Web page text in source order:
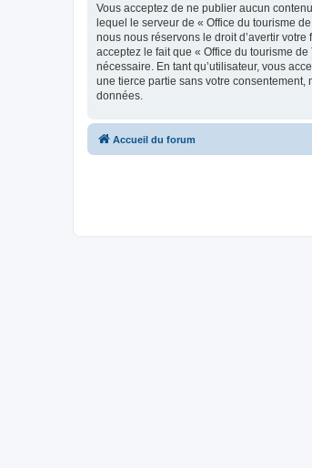
Vous acceptez de ne publier aucun
lequel le serveur de « Office du tourisme
nous nous réservons le droit d’avertir
acceptez le fait que « Office du tourisme
nécessaire. En tant qu’utilisateur, vous
une tierce partie sans votre
données.
Accueil du forum